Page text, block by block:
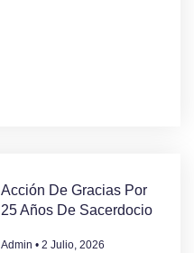
Acción De Gracias Por
25 Años De Sacerdocio
Admin 2 Julio, 2026